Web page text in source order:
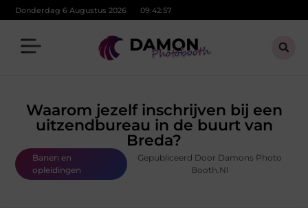
Donderdag 6 Augustus 2026 09:42:58
Waarom jezelf inschrijven bij een
uitzendbureau in de buurt van
Breda?
Banen en
opleidingen
Gepubliceerd Door Damons Photo
Booth.nl